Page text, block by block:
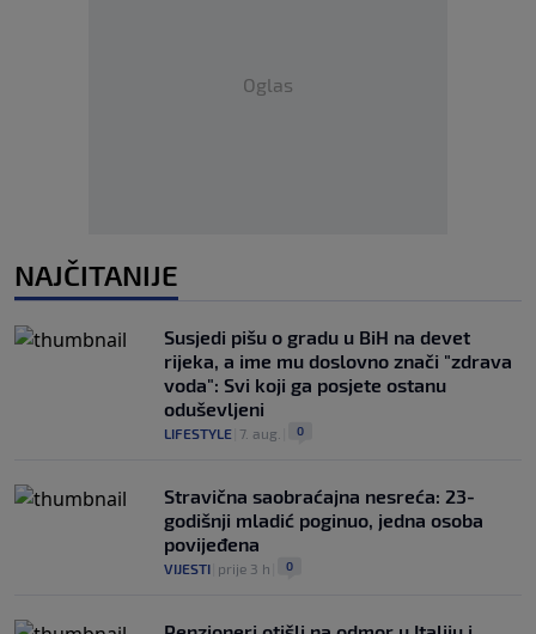
Oglas
NAJČITANIJE
Susjedi pišu o gradu u BiH na devet
rijeka, a ime mu doslovno znači "zdrava
voda": Svi koji ga posjete ostanu
oduševljeni
LIFESTYLE 7. aug. 0
Stravična saobraćajna nesreća: 23-
godišnji mladić poginuo, jedna osoba
povijeđena
VIJESTI prije 3 h 0